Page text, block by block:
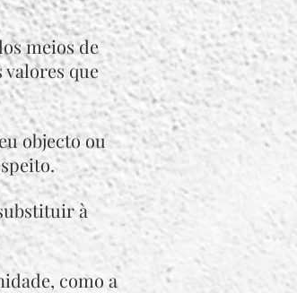
meios de
valores que
objecto ou
à
como a